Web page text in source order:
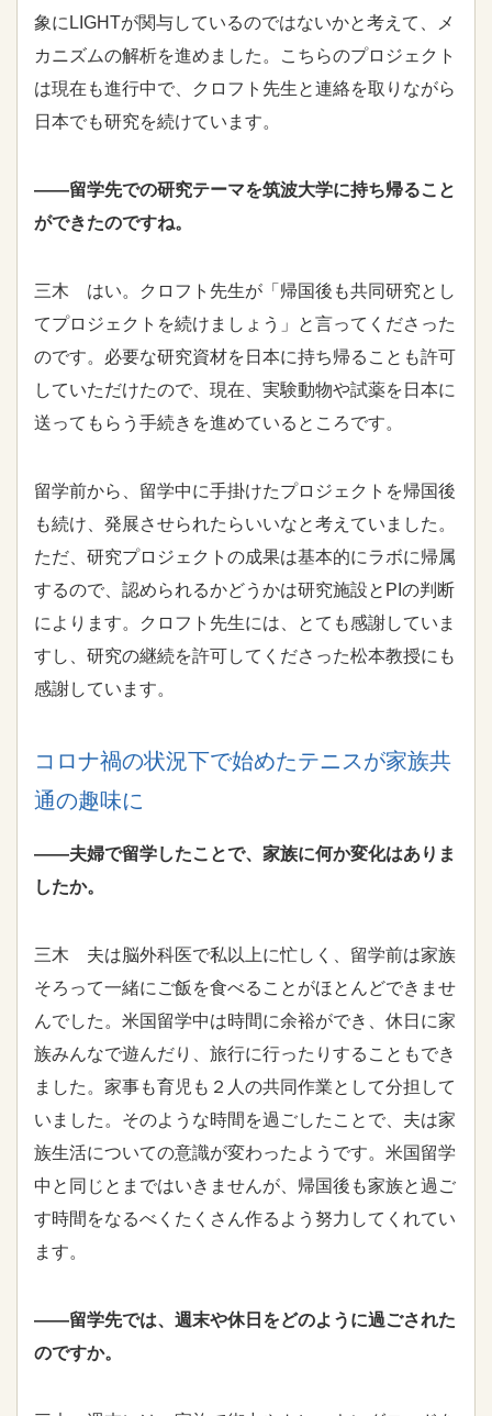
象に LIGHTが関与しているのではないかと考えて、メ
カニズムの解析を進めました。こちらのプロジェクト
は現在も進行中で、クロフト先生と連絡を取りながら
日本でも研究を続けています。
――留学先での研究テーマを筑波大学に持ち帰ること
ができたのですね。
三木 はい。クロフト先生が「帰国後も共同研究とし
てプロジェクトを続けましょう」と言ってくださった
のです。必要な研究資材を日本に持ち帰ることも許可
していただけたので、現在、実験動物や試薬を日本に
送ってもらう手続きを進めているところです。
留学前から、留学中に手掛けたプロジェクトを帰国後
も続け、発展させられたらいいなと考えていました。
ただ、研究プロジェクトの成果は基本的にラボに帰属
するので、認められるかどうかは研究施設と PI の判断
によります。クロフト先生には、とても感謝していま
すし、研究の継続を許可してくださった松本教授にも
感謝しています。
コロナ禍の状況下で始めたテニスが家族共
通の趣味に
――夫婦で留学したことで、家族に何か変化はありま
したか。
三木 夫は脳外科医で私以上に忙しく、留学前は家族
そろって一緒にご飯を食べることがほとんどできませ
んでした。米国留学中は時間に余裕ができ、休日に家
族みんなで遊んだり、旅行に行ったりすることもでき
ました。家事も育児も２人の共同作業として分担して
いました。そのような時間を過ごしたことで、夫は家
族生活についての意識が変わったようです。米国留学
中と同じとまではいきませんが、帰国後も家族と過ご
す時間をなるべくたくさん作るよう努力してくれてい
ます。
――留学先では、週末や休日をどのように過ごされた
のですか。